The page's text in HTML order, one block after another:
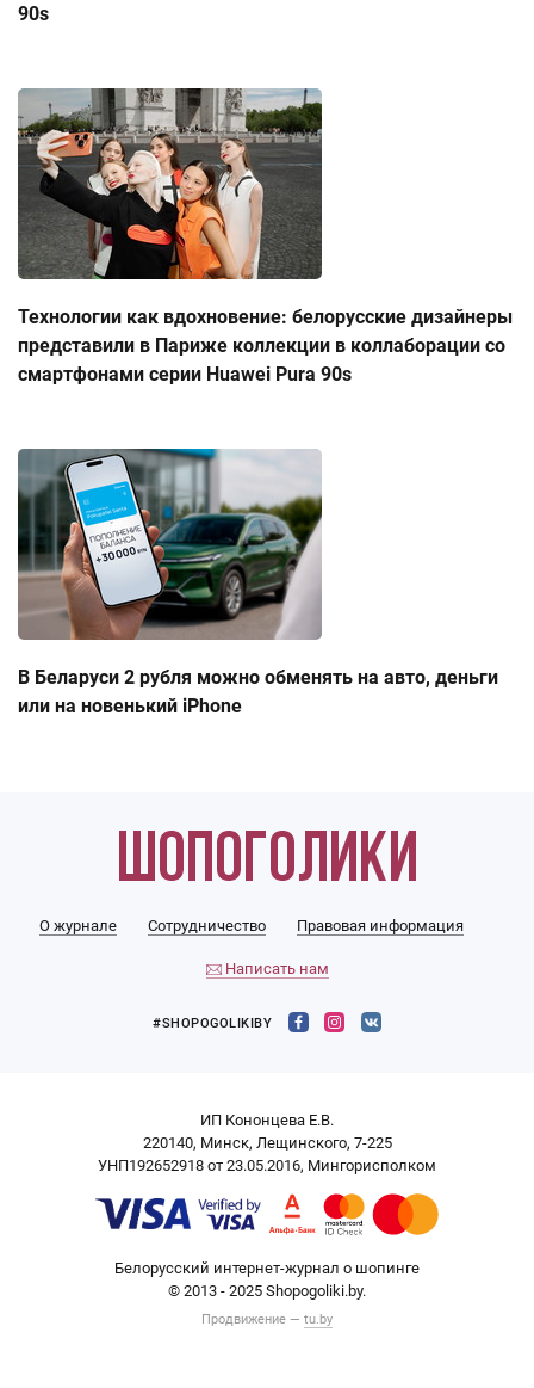
90s
Технологии как вдохновение: белорусские дизайнеры
представили в Париже коллекции в коллаборации со
смартфонами серии Huawei Pura 90s
В Беларуси 2 рубля можно обменять на авто, деньги
или на новенький iPhone
О журнале Сотрудничество Правовая информация
Написать нам
#SHOPOGOLIKIBY
ИП Кононцева Е.В.
220140, Минск, Лещинского, 7-225
УНП192652918 от 23.05.2016, Мингорисполком
Белорусский интернет-журнал о шопинге
© 2013 - 2025 Shopogoliki.by.
Продвижение — tu.by